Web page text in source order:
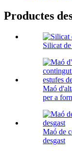
Productes
Silicat
Maó
per a
Maó de
desgast